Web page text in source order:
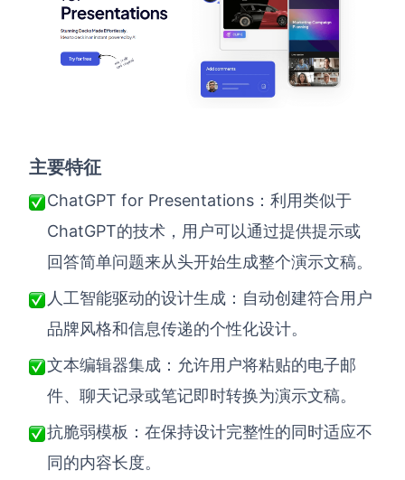
主要特征
ChatGPT for Presentations：利用类似于
ChatGPT的技术，用户可以通过提供提示或
回答简单问题来从头开始生成整个演示文稿。
人工智能驱动的设计生成：自动创建符合用户
品牌风格和信息传递的个性化设计。
文本编辑器集成：允许用户将粘贴的电子邮
件、聊天记录或笔记即时转换为演示文稿。
抗脆弱模板：在保持设计完整性的同时适应不
同的内容长度。